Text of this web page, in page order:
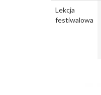
Lekcja
festiwalowa